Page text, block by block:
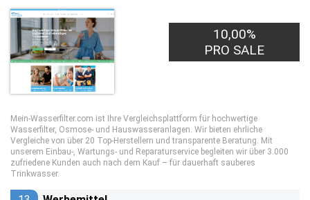
10,00%
PRO SALE
Mein-Wasserfilter.com ist Ihre Vergleichsplattform für hochwertige
Wasserfilter, Osmose- und Hauswasseranlagen. Wir bieten ehrliche
Vergleiche von über 20 Top-Herstellern und transparente Beratung. Mit
unserem Einbau-, Wartungs- und Reparaturservice begleiten wir über 3.000
zufriedene Kunden auch nach dem Kauf – für dauerhaft sauberes
Trinkwasser.